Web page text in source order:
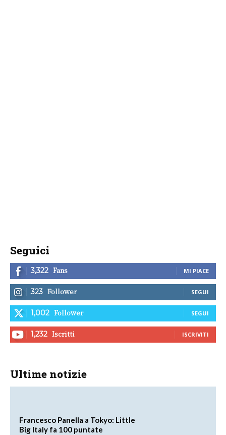
Seguici
3,322 Fans MI PIACE
323 Follower SEGUI
1,002 Follower SEGUI
1,232 Iscritti ISCRIVITI
Ultime notizie
Francesco Panella a Tokyo: Little
Big Italy fa 100 puntate